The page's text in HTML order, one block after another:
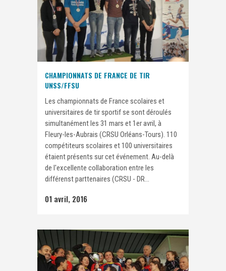
CHAMPIONNATS DE FRANCE DE TIR
UNSS/FFSU
Les championnats de France scolaires et
universitaires de tir sportif se sont déroulés
simultanément les 31 mars et 1er avril, à
Fleury-les-Aubrais (CRSU Orléans-Tours). 110
compétiteurs scolaires et 100 universitaires
étaient présents sur cet événement. Au-delà
de l'excellente collaboration entre les
différenst parttenaires (CRSU - DR...
01 avril, 2016